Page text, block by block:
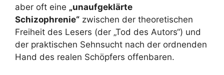
aber oft eine „unaufgeklärte
Schizophrenie“ zwischen der theoretischen
Freiheit des Lesers (der „Tod des Autors“) und
der praktischen Sehnsucht nach der ordnenden
Hand des realen Schöpfers offenbaren.